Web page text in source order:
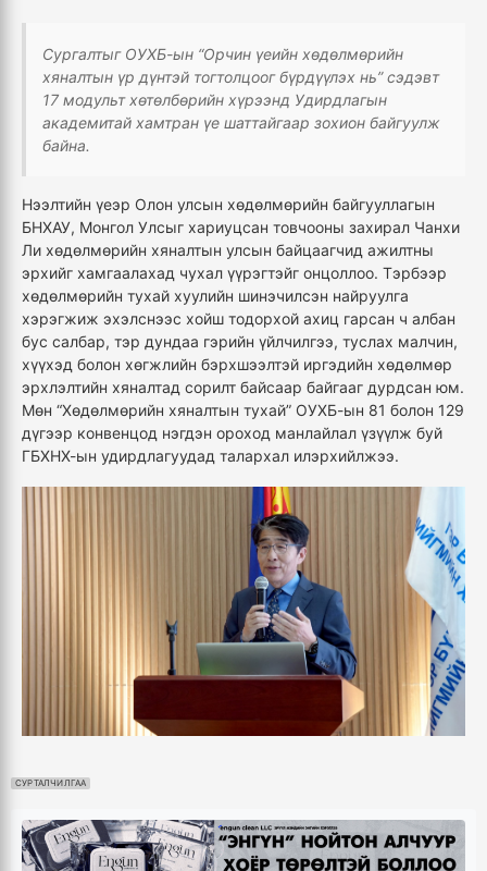
Сургалтыг ОУХБ-ын “Орчин үеийн хөдөлмөрийн
хяналтын үр дүнтэй тогтолцоог бүрдүүлэх нь” сэдэвт
17 модульт хөтөлбөрийн хүрээнд Удирдлагын
академитай хамтран үе шаттайгаар зохион байгуулж
байна.
Нээлтийн үеэр Олон улсын хөдөлмөрийн байгууллагын
БНХАУ, Монгол Улсыг хариуцсан товчооны захирал Чанхи
Ли хөдөлмөрийн хяналтын улсын байцаагчид ажилтны
эрхийг хамгаалахад чухал үүрэгтэйг онцоллоо. Тэрбээр
хөдөлмөрийн тухай хуулийн шинэчилсэн найруулга
хэрэгжиж эхэлснээс хойш тодорхой ахиц гарсан ч албан
бус салбар, тэр дундаа гэрийн үйлчилгээ, туслах малчин,
хүүхэд болон хөгжлийн бэрхшээлтэй иргэдийн хөдөлмөр
эрхлэлтийн хяналтад сорилт байсаар байгааг дурдсан юм.
Мөн “Хөдөлмөрийн хяналтын тухай” ОУХБ-ын 81 болон 129
дүгээр конвенцод нэгдэн ороход манлайлал үзүүлж буй
ГБХНХ-ын удирдлагуудад талархал илэрхийлжээ.
СУРТАЛЧИЛГАА